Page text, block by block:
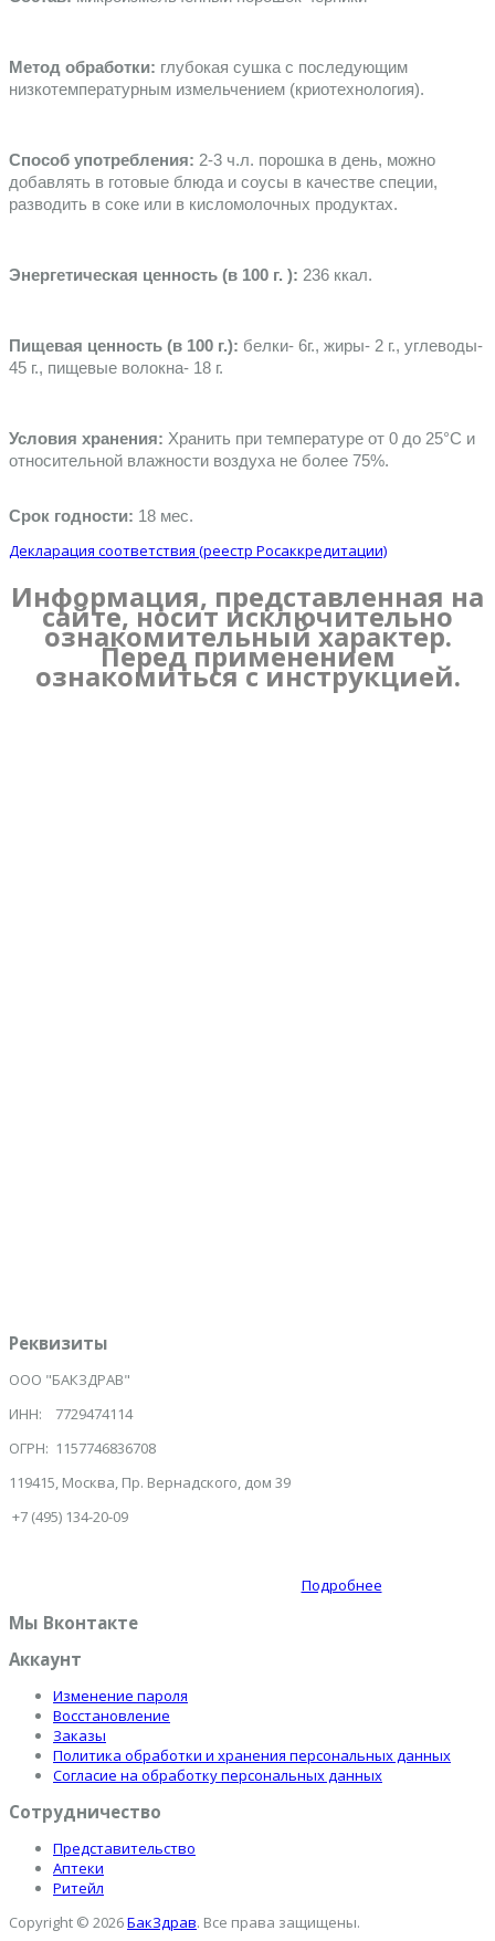
Метод обработки: глубокая сушка с последующим
низкотемпературным измельчением (криотехнология).
Способ употребления: 2-3 ч.л. порошка в день, можно
добавлять в готовые блюда и соусы в качестве специи,
разводить в соке или в кисломолочных продуктах.
Энергетическая ценность (в 100 г. ): 236 ккал.
Пищевая ценность (в 100 г.): белки- 6г., жиры- 2 г., углеводы-
45 г., пищевые волокна- 18 г.
Условия хранения: Хранить при температуре от 0 до 25°C и
относительной влажности воздуха не более 75%.
Срок годности: 18 мес.
Декларация соответствия (реестр Росаккредитации)
Информация, представленная на
сайте, носит исключительно
ознакомительный характер.
Перед применением
ознакомиться с инструкцией.
Реквизиты
ООО "БАКЗДРАВ"
ИНН: 7729474114
ОГРН: 1157746836708
119415, Москва, Пр. Вернадского, дом 39
+7 (495) 134-20-09
Подробнее
Мы Вконтакте
Аккаунт
Изменение пароля
Восстановление
Заказы
Политика обработки и хранения персональных данных
Согласие на обработку персональных данных
Сотрудничество
Представительство
Аптеки
Ритейл
Copyright © 2026БакЗдрав. Все права защищены.